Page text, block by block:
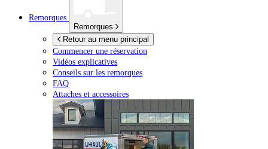
Remorques
Remorques
Retour au menu principal
Commencer une réservation
Vidéos explicatives
Conseils sur les remorques
FAQ
Attaches et accessoires